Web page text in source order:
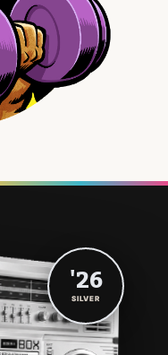
'26
SILVER